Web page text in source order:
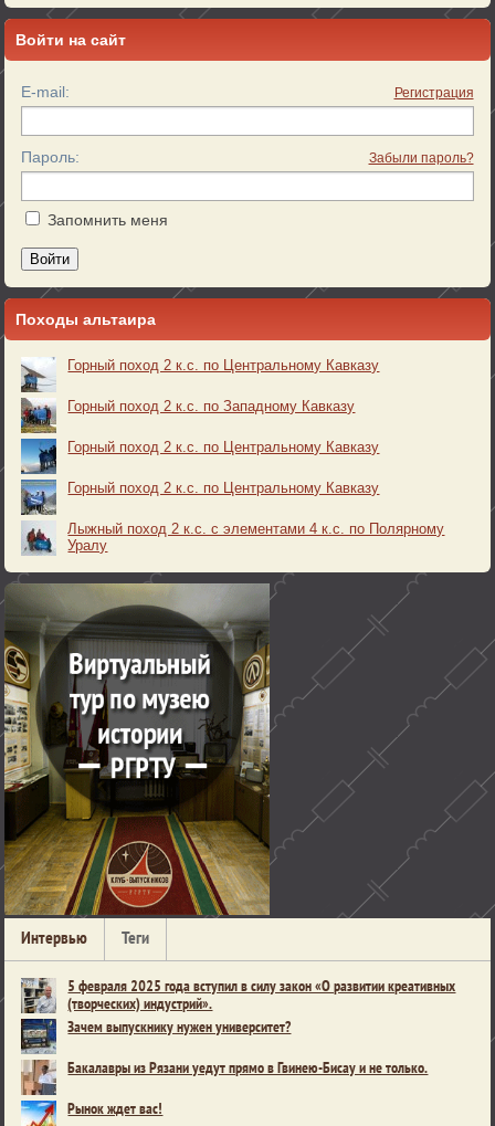
Войти на сайт
E-mail: Регистрация
Пароль: Забыли пароль?
Запомнить меня
Войти
Походы альтаира
Горный поход 2 к.с. по Центральному Кавказу
Горный поход 2 к.с. по Западному Кавказу
Горный поход 2 к.с. по Центральному Кавказу
Горный поход 2 к.с. по Центральному Кавказу
Лыжный поход 2 к.с. с элементами 4 к.с. по Полярному
Уралу
Интервью Теги
5 февраля 2025 года вступил в силу закон «О развитии креативных
(творческих) индустрий».
Зачем выпускнику нужен университет?
Бакалавры из Рязани уедут прямо в Гвинею-Бисау и не только.
Рынок ждет вас!